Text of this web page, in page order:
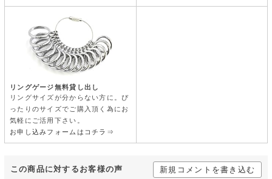
リングゲージ無料貸し出し
リングサイズが分からない方に。ぴ
ったりのサイズでご購入頂く為にお
気軽にご活用下さい。
お申し込みフォームはコチラ⇒
この商品に対するお客様の声 新規コメントを書き込む